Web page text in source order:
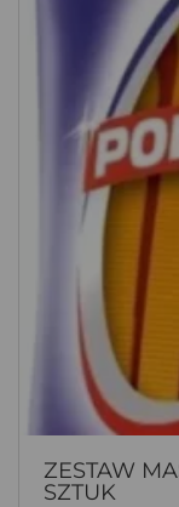
ZESTAW
SZTUK